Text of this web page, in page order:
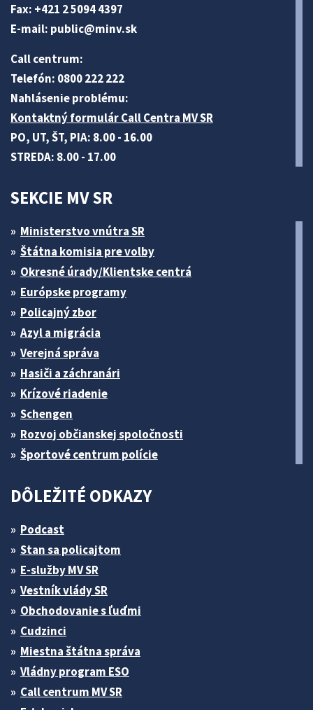
Fax: +421 2 5094 4397
E-mail: public@minv.sk
Call centrum:
Telefón: 0800 222 222
Nahlásenie problému:
Kontaktný formulár Call Centra MV SR
PO, UT, ŠT, PIA: 8.00 - 16.00
STREDA: 8.00 - 17.00
SEKCIE MV SR
Ministerstvo vnútra SR
Štátna komisia pre volby
Okresné úrady/Klientske centrá
Európske programy
Policajný zbor
Azyl a migrácia
Verejná správa
Hasiči a záchranári
Krízové riadenie
Schengen
Rozvoj občianskej spoločnosti
Športové centrum polície
DÔLEŽITÉ ODKAZY
Podcast
Stan sa policajtom
E-služby MV SR
Vestník vlády SR
Obchodovanie s ľuďmi
Cudzinci
Miestna štátna správa
Vládny program ESO
Call centrum MV SR